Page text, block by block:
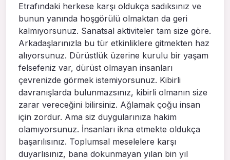
Etrafındaki herkese karşı oldukça sadıksınız ve
bunun yanında hoşgörülü olmaktan da geri
kalmıyorsunuz. Sanatsal aktiviteler tam size göre.
Arkadaşlarınızla bu tür etkinliklere gitmekten haz
alıyorsunuz. Dürüstlük üzerine kurulu bir yaşam
felsefeniz var, dürüst olmayan insanları
çevrenizde görmek istemiyorsunuz. Kibirli
davranışlarda bulunmazsınız, kibirli olmanın size
zarar vereceğini bilirsiniz. Ağlamak çoğu insan
için zordur. Ama siz duygularınıza hakim
olamıyorsunuz. İnsanları ikna etmekte oldukça
başarılısınız. Toplumsal meselelere karşı
duyarlısınız, bana dokunmayan yılan bin yıl